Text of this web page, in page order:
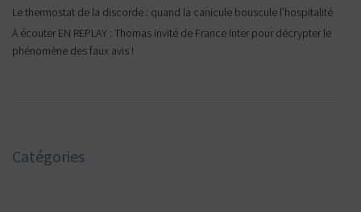
Le thermostat de la discorde : quand la canicule bouscule l’hospitalité
À écouter EN REPLAY : Thomas invité de France Inter pour décrypter le
phénomène des faux avis !
Catégories